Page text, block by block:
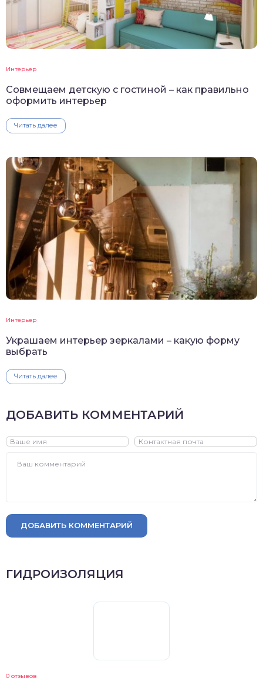
Интерьер
Совмещаем детскую с гостиной – как правильно
оформить интерьер
Читать далее
Интерьер
Украшаем интерьер зеркалами – какую форму
выбрать
Читать далее
ДОБАВИТЬ КОММЕНТАРИЙ
ДОБАВИТЬ КОММЕНТАРИЙ
ГИДРОИЗОЛЯЦИЯ
0 отзывов